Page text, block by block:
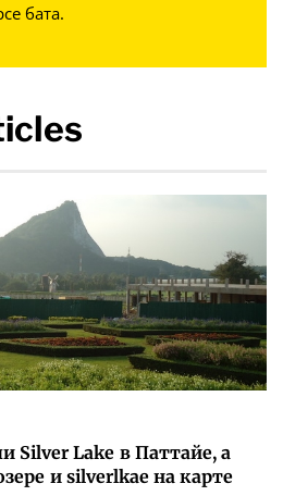
бата.
Silver Lake в Паттайе, а
и silverlkae на карте